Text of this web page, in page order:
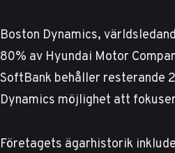
Boston Dynamics,
80% av Hyundai Motor
SoftBank behåller resterande
Dynamics möjlighet att
Företagets ägarhistorik